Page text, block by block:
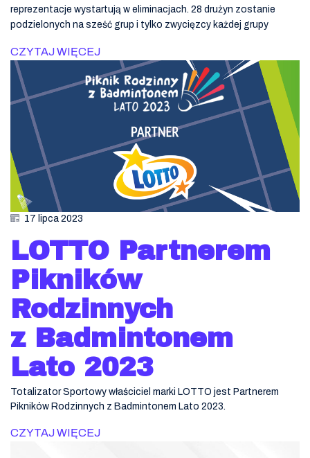
reprezentacje wystartują w eliminacjach. 28 drużyn zostanie
podzielonych na sześć grup i tylko zwycięzcy każdej grupy
CZYTAJ WIĘCEJ
17 lipca 2023
LOTTO Partnerem
Pikników
Rodzinnych
z Badmintonem
Lato 2023
Totalizator Sportowy właściciel marki LOTTO jest Partnerem
Pikników Rodzinnych z Badmintonem Lato 2023.
CZYTAJ WIĘCEJ